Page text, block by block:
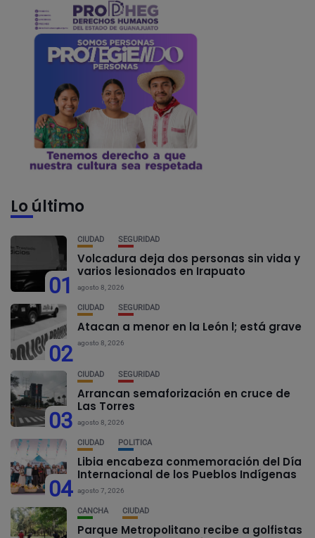
Lo último
01
CIUDAD SEGURIDAD
Volcadura deja dos personas sin vida y
varios lesionados en Irapuato
agosto 8, 2026
02
CIUDAD SEGURIDAD
Atacan a menor en la León l; está grave
agosto 8, 2026
03
CIUDAD SEGURIDAD
Arrancan semaforización en cruce de
Las Torres
agosto 8, 2026
04
CIUDAD POLÍTICA
Libia encabeza conmemoración del Día
Internacional de los Pueblos Indígenas
agosto 7, 2026
CANCHA CIUDAD
Parque Metropolitano recibe a golfistas